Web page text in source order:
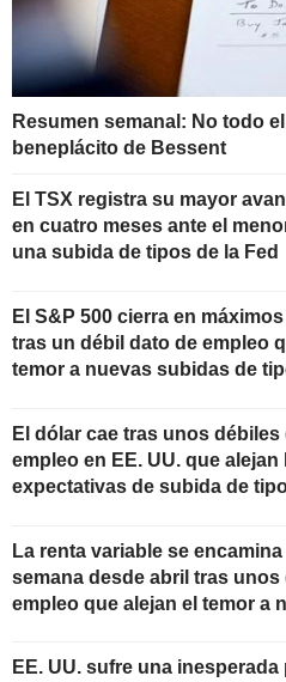
Resumen semanal: No todo
beneplácito de Bessent
El TSX registra su mayor
en cuatro meses ante el
una subida de tipos de la Fed
El S&P 500 cierra en
tras un débil dato de empleo
temor a nuevas subidas de
El dólar cae tras unos débiles
empleo en EE. UU. que alejan
expectativas de subida de
La renta variable se
semana desde abril tras unos
empleo que alejan el temor a
EE. UU. sufre una